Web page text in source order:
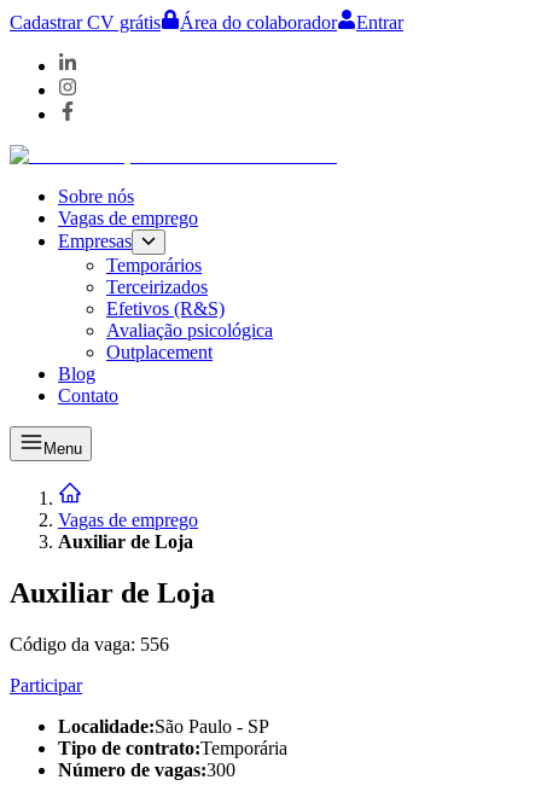
Cadastrar CV grátis Área do colaborador Entrar
Sobre nós
Vagas de emprego
Empresas
Temporários
Terceirizados
Efetivos (R&S)
Avaliação psicológica
Outplacement
Blog
Contato
Menu
Vagas de emprego
Auxiliar de Loja
Auxiliar de Loja
Código da vaga: 556
Participar
Localidade:São Paulo - SP
Tipo de contrato:Temporária
Número de vagas:300